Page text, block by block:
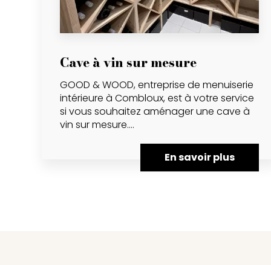
Cave à vin sur mesure
GOOD & WOOD, entreprise de menuiserie
intérieure à Combloux, est à votre service
si vous souhaitez aménager une cave à
vin sur mesure....
En savoir plus